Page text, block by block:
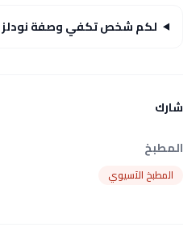
لكم شخص تكفي وصفة نودلز
شارك
المطبخ
المطبخ الآسيوي